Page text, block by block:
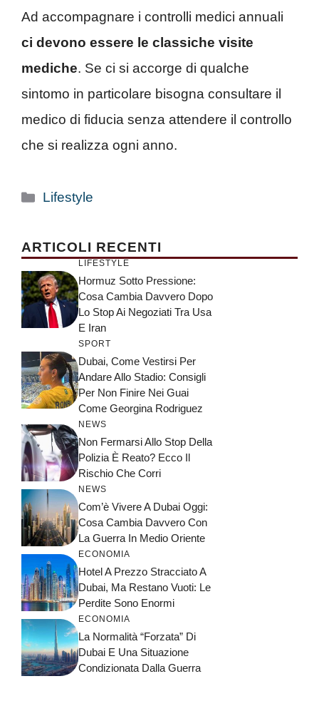
Ad accompagnare i controlli medici annuali
ci devono essere le classiche visite
mediche. Se ci si accorge di qualche
sintomo in particolare bisogna consultare il
medico di fiducia senza attendere il controllo
che si realizza ogni anno.
Categorie
Lifestyle
ARTICOLI RECENTI
LIFESTYLE
Hormuz Sotto Pressione:
Cosa Cambia Davvero Dopo
Lo Stop Ai Negoziati Tra Usa
E Iran
SPORT
Dubai, Come Vestirsi Per
Andare Allo Stadio: Consigli
Per Non Finire Nei Guai
Come Georgina Rodriguez
NEWS
Non Fermarsi Allo Stop Della
Polizia È Reato? Ecco Il
Rischio Che Corri
NEWS
Com’è Vivere A Dubai Oggi:
Cosa Cambia Davvero Con
La Guerra In Medio Oriente
ECONOMIA
Hotel A Prezzo Stracciato A
Dubai, Ma Restano Vuoti: Le
Perdite Sono Enormi
ECONOMIA
La Normalità “forzata” Di
Dubai E Una Situazione
Condizionata Dalla Guerra